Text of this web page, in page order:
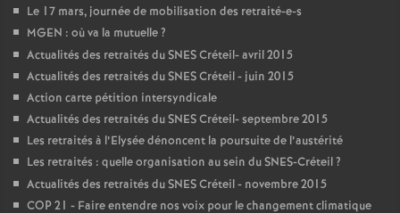
Le 17 mars, journée de mobilisation des retraité-e-s
MGEN : où va la mutuelle?
Actualités des retraités duSNESCréteil- avril 2015
Actualités des retraités duSNESCréteil - juin 2015
Action carte pétition intersyndicale
Actualités des retraités duSNESCréteil- septembre 2015
Les retraités à l’Elysée dénoncent la poursuite de l’austérité
Les retraités : quelle organisation au sein duSNES-Créteil?
Actualités des retraités duSNESCréteil - novembre 2015
COP21 - Faire entendre nos voix pour le changement climatique